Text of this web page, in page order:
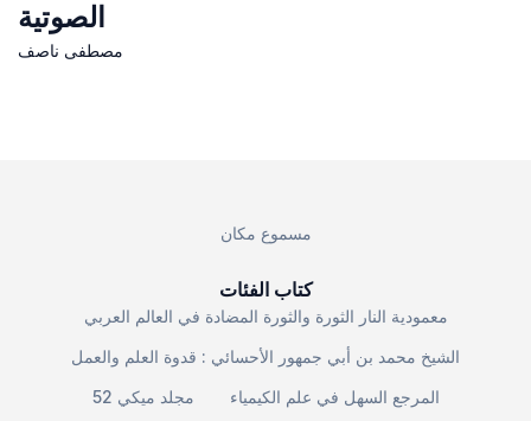
الصوتية
مصطفى ناصف
مسموع مكان
كتاب الفئات
معمودية النار الثورة والثورة المضادة في العالم العربي
الشيخ محمد بن أبي جمهور الأحسائي : قدوة العلم والعمل
مجلد ميكي 52
المرجع السهل في علم الكيمياء